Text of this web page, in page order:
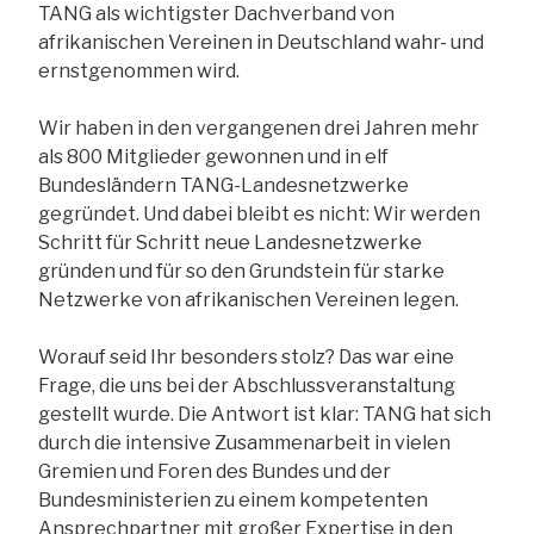
TANG als wichtigster Dachverband von
afrikanischen Vereinen in Deutschland wahr- und
ernstgenommen wird.
Wir haben in den vergangenen drei Jahren mehr
als 800 Mitglieder gewonnen und in elf
Bundesländern TANG-Landesnetzwerke
gegründet. Und dabei bleibt es nicht: Wir werden
Schritt für Schritt neue Landesnetzwerke
gründen und für so den Grundstein für starke
Netzwerke von afrikanischen Vereinen legen.
Worauf seid Ihr besonders stolz? Das war eine
Frage, die uns bei der Abschlussveranstaltung
gestellt wurde. Die Antwort ist klar: TANG hat sich
durch die intensive Zusammenarbeit in vielen
Gremien und Foren des Bundes und der
Bundesministerien zu einem kompetenten
Ansprechpartner mit großer Expertise in den